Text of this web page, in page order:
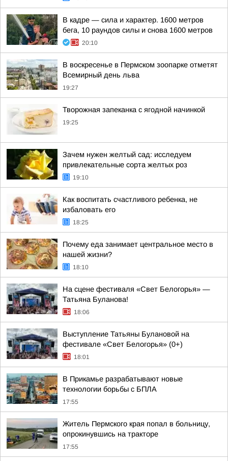
В кадре — сила и характер. 1600 метров
бега, 10 раундов силы и снова 1600 метров
20:10
В воскресенье в Пермском зоопарке отметят
Всемирный день льва
19:27
Творожная запеканка с ягодной начинкой
19:25
Зачем нужен желтый сад: исследуем
привлекательные сорта желтых роз
19:10
Как воспитать счастливого ребенка, не
избаловать его
18:25
Почему еда занимает центральное место в
нашей жизни?
18:10
На сцене фестиваля «Свет Белогорья» —
Татьяна Буланова!
18:06
Выступление Татьяны Булановой на
фестивале «Свет Белогорья» (0+)
18:01
В Прикамье разрабатывают новые
технологии борьбы с БПЛА
17:55
Житель Пермского края попал в больницу,
опрокинувшись на тракторе
17:55